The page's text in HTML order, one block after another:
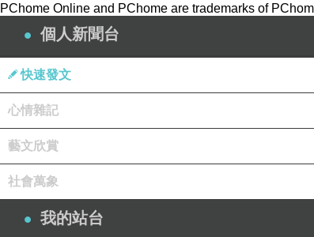
PChome Online and PChome are trademarks of
個人新聞台
快速發文
心情雜記
藝文欣賞
社會萬象
我的站台